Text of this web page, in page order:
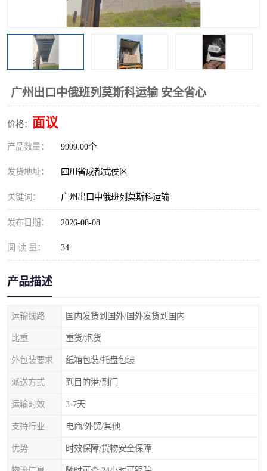
广州出口中俄班列莫斯科运输 安全省心
价格： 面议
产品数量： 9999.00个
发货地址： 四川省成都武侯区
关键词： 广州出口中俄班列莫斯科运输
发布日期： 2026-08-08
阅 读 量： 34
产品描述
运输线路 国内发货到国外/国外发货到国内
比重 重货/泡货
外包装要求 纸箱包装/托盘包装
派送方式 到目的港/到门
运输时效 3-7天
支持行业 电商/外贸/其他
优势 时效保障/货物安全保障